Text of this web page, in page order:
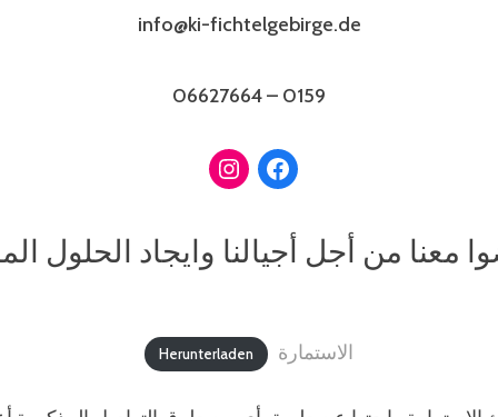
info@ki-fichtelgebirge.de
0159 – 06627664
معنا من أجل أجيالنا وايجاد الحلول
الاستمارة Herunterladen